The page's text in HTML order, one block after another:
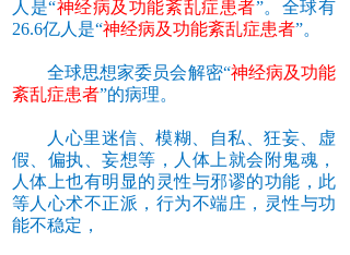
人是“神经病及功能紊乱症患者”。全球有
26.6亿人是“神经病及功能紊乱症患者”。
全球思想家委员会解密“神经病及功能
紊乱症患者”的病理。
人心里迷信、模糊、自私、狂妄、虚
假、偏执、妄想等，人体上就会附鬼魂，
人体上也有明显的灵性与邪谬的功能，此
等人心术不正派，行为不端庄，灵性与功
能不稳定，